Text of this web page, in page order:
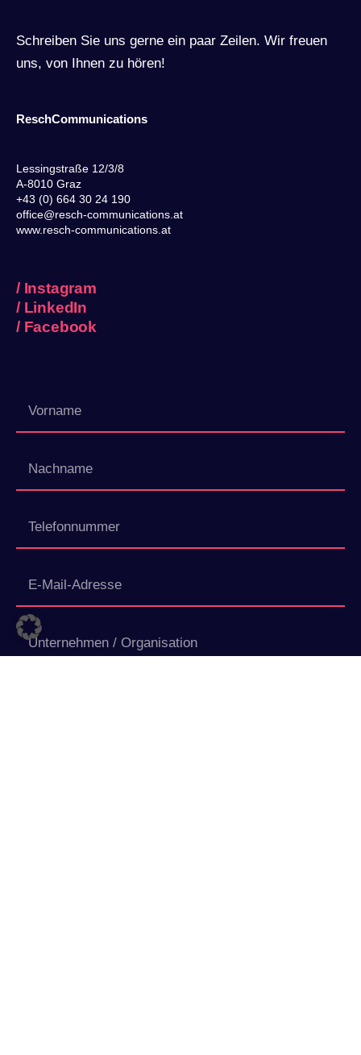
Schreiben Sie uns gerne ein paar Zeilen. Wir freuen
uns, von Ihnen zu hören!
ReschCommunications
Lessingstraße 12/3/8
A-8010 Graz
+43 (0) 664 30 24 190
office@resch-communications.at
www.resch-communications.at
/ Instagram
/ LinkedIn
/ Facebook